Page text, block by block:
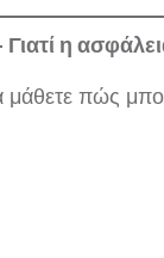
η
πώς